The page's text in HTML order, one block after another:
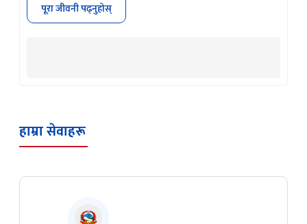
पूरा जीवनी पढ्नुहोस्
हाम्रा सेवाहरू